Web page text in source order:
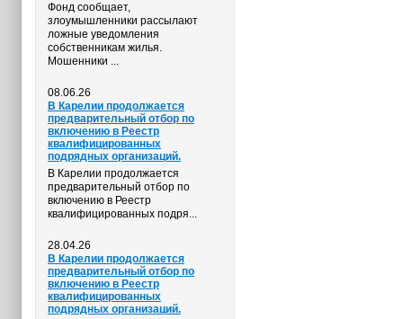
Фонд сообщает,
злоумышленники рассылают
ложные уведомления
собственникам жилья.
Мошенники ...
08.06.26
В Карелии продолжается
предварительный отбор по
включению в Реестр
квалифицированных
подрядных организаций.
В Карелии продолжается
предварительный отбор по
включению в Реестр
квалифицированных подря...
28.04.26
В Карелии продолжается
предварительный отбор по
включению в Реестр
квалифицированных
подрядных организаций.